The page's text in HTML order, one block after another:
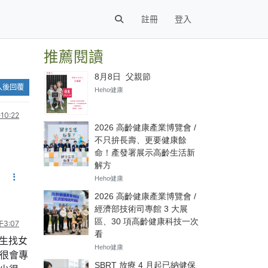
註冊 登入
後回覆
3:07
找女
會專
推薦閱讀